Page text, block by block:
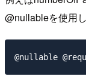
@nullableを使用し